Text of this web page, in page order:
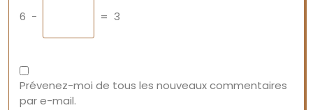
6 − = 3
Prévenez-moi de tous les nouveaux commentaires
par e-mail.